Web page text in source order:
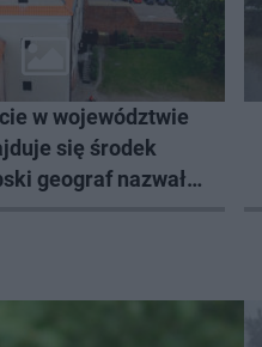
w województwie
się środek
geograf nazwał